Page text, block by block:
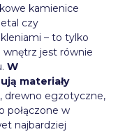
kamienice
czy
– to tylko
wnętrz jest równie
W
materiały
drewno egzotyczne,
połączone w
najbardziej